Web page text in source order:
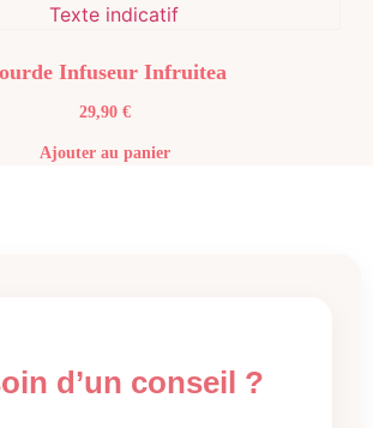
Infuseur Infruitea
29,90 €
Ajouter au panier
d’un conseil ?